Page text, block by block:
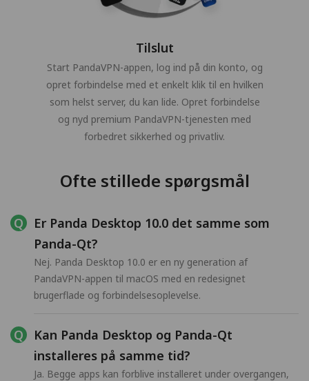
Tilslut
Start PandaVPN-appen, log ind på din konto, og
opret forbindelse med et enkelt klik til en hvilken
som helst server, du kan lide. Opret forbindelse
og nyd premium PandaVPN-tjenesten med
forbedret sikkerhed og privatliv.
Ofte stillede spørgsmål
Er Panda Desktop 10.0 det samme som
Panda-Qt?
Nej. Panda Desktop 10.0 er en ny generation af
PandaVPN-appen til macOS med en redesignet
brugerflade og forbindelsesoplevelse.
Kan Panda Desktop og Panda-Qt
installeres på samme tid?
Ja. Begge apps kan forblive installeret under overgangen,